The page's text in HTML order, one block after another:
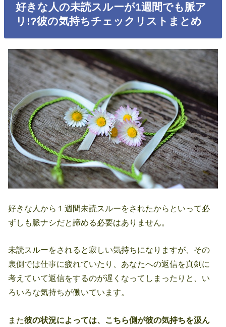
好きな人の未読スルーが1週間でも脈ア
リ!?彼の気持ちチェックリストまとめ
好きな人から１週間未読スルーをされたからといって必
ずしも脈ナシだと諦める必要はありません。
未読スルーをされると寂しい気持ちになりますが、その
裏側では仕事に疲れていたり、あなたへの返信を真剣に
考えていて返信をするのが遅くなってしまったりと、い
ろいろな気持ちが働いています。
また彼の状況によっては、こちら側が彼の気持ちを汲ん